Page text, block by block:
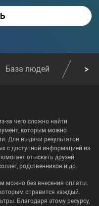
База людей
за чего сложно найти
которым можно
Для выдачи результатов
с доступной информацией из
отыскать друзей
родственников и др.
можно без внесения оплаты.
справится каждый.
Благодаря этому ресурсу,